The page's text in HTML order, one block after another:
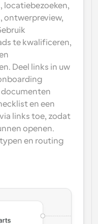
er iets gebeurt
locatiebezoeken,
ontwerpreview,
te kwalificeren,
Deel links in uw
en een
links toe, zodat
openen.
en routing